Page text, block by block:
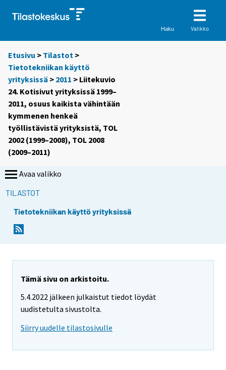
Haku Valikko
Etusivu > Tilastot >
Tietotekniikan käyttö
yrityksissä > 2011 > Liitekuvio
24. Kotisivut yrityksissä 1999–
2011, osuus kaikista vähintään
kymmenen henkeä
työllistävistä yrityksistä, TOL
2002 (1999–2008), TOL 2008
(2009–2011)
Avaa valikko
TILASTOT
Tietotekniikan käyttö yrityksissä
Tämä sivu on arkistoitu.
5.4.2022 jälkeen julkaistut tiedot löydät
uudistetulta sivustolta.
Siirry uudelle tilastosivulle